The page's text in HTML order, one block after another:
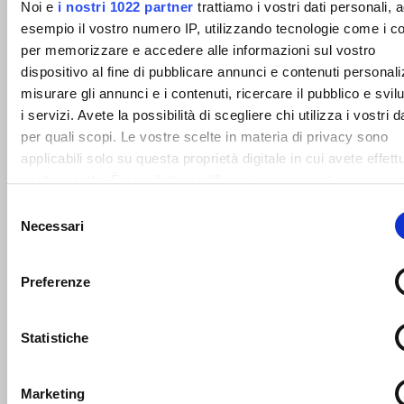
Noi e i nostri 1022 partner trattiamo i vostri dati personali,
esempio il vostro numero IP, utilizzando tecnologie come i
per memorizzare e accedere alle informazioni sul vostro
dispositivo al fine di pubblicare annunci e contenuti
misurare gli annunci e i contenuti, ricercare il pubblico e
i servizi. Avete la possibilità di scegliere chi utilizza i vostri
per quali scopi. Le vostre scelte in materia di privacy sono
applicabili solo su questa proprietà digitale in cui avete
sull'icona di attivazione della privacy.
raccogliere informazioni sulla tua posizione
Identificare il tuo dispositivo, scansionandolo
delNecessari
Preferenze
Statistiche
Marketing